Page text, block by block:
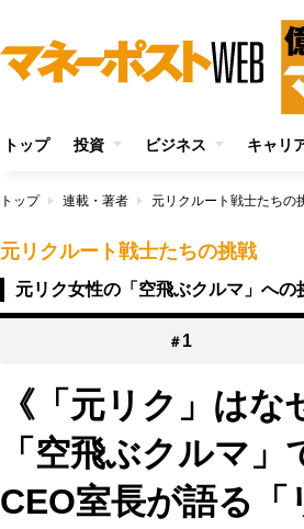
トップ 投資 ビジネス キャリ
トップ 連載・著者 元リクルート戦士たちの
元リクルート戦士たちの挑戦
元リク女性の「空飛ぶクルマ」への
＃ 1
《「元リク」は
「空飛ぶクルマ
CEO室長が語る